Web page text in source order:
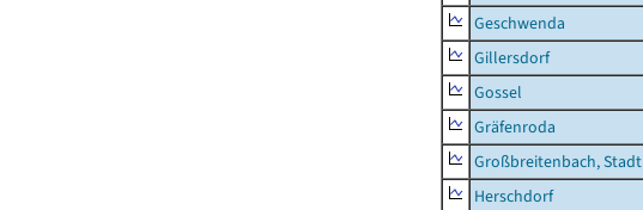
Geschwenda
Gillersdorf
Gossel
Gräfenroda
Großbreitenbach, Stadt
Herschdorf